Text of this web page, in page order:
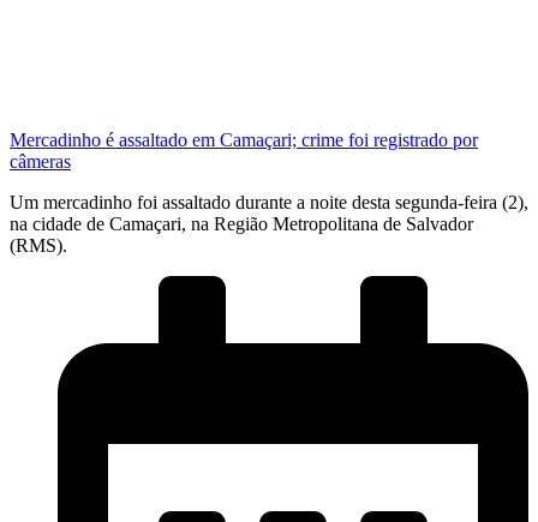
Mercadinho é assaltado em Camaçari; crime foi registrado por
câmeras
Um mercadinho foi assaltado durante a noite desta segunda-feira (2),
na cidade de Camaçari, na Região Metropolitana de Salvador
(RMS).